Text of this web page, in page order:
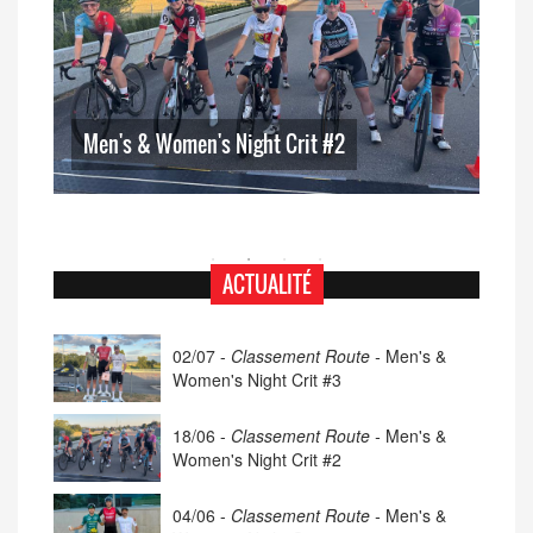
Men's & Women's Night Crit #2
ACTUALITÉ
02/07 - Classement Route - Men's &
Women's Night Crit #3
18/06 - Classement Route - Men's &
Women's Night Crit #2
04/06 - Classement Route - Men's &